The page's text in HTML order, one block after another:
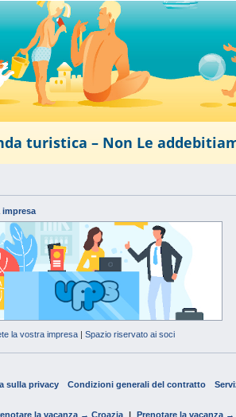
turistica – Non Le
impresa
la vostra impresa| Spazio riservato ai soci
sulla privacy Condizioni generali del contratto
la vacanza → Croazia | Prenotare la vacanza →